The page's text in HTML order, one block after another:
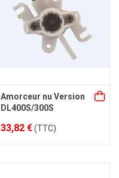
Amorceur nu Version
DL400S/300S
33,82 €(TTC)